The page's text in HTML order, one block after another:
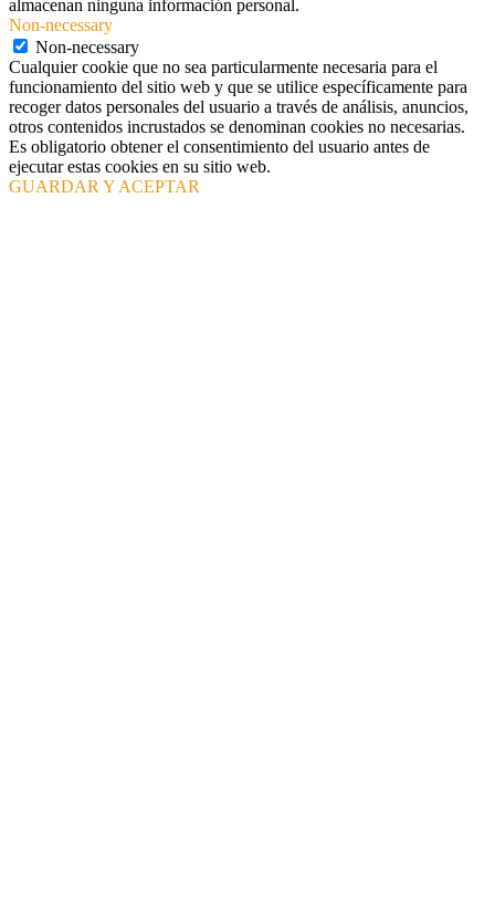
almacenan ninguna información personal.
Non-necessary
Non-necessary
Cualquier cookie que no sea particularmente necesaria para el
funcionamiento del sitio web y que se utilice específicamente para
recoger datos personales del usuario a través de análisis, anuncios,
otros contenidos incrustados se denominan cookies no necesarias.
Es obligatorio obtener el consentimiento del usuario antes de
ejecutar estas cookies en su sitio web.
GUARDAR Y ACEPTAR